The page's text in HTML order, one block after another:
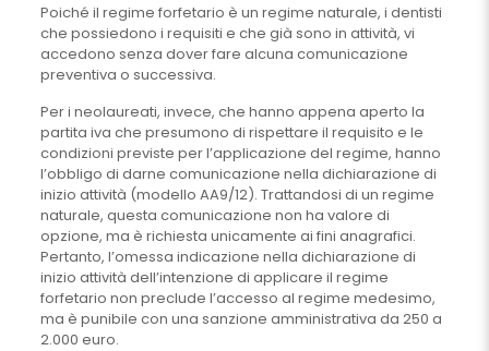
Poiché il regime forfetario è un regime naturale, i dentisti
che possiedono i requisiti e che già sono in attività, vi
accedono senza dover fare alcuna comunicazione
preventiva o successiva.
Per i neolaureati, invece, che hanno appena aperto la
partita iva che presumono di rispettare il requisito e le
condizioni previste per l’applicazione del regime, hanno
l’obbligo di darne comunicazione nella dichiarazione di
inizio attività (modello AA9/12). Trattandosi di un regime
naturale, questa comunicazione non ha valore di
opzione, ma è richiesta unicamente ai fini anagrafici.
Pertanto, l’omessa indicazione nella dichiarazione di
inizio attività dell’intenzione di applicare il regime
forfetario non preclude l’accesso al regime medesimo,
ma è punibile con una sanzione amministrativa da 250 a
2.000 euro.